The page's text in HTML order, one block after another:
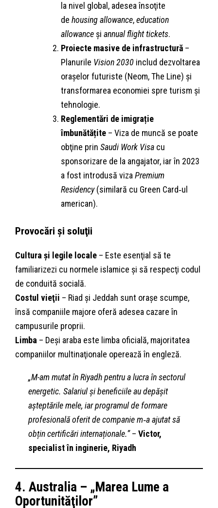
la nivel global, adesea însoţite
dehousing allowance,education
allowance șiannual flight tickets.
Proiecte masive de infrastructură –
Planurile Vision 2030 includ dezvoltarea
orașelor futuriste (Neom, The Line) şi
transformarea economiei spre turism şi
tehnologie.
Reglementări de imigrație
îmbunătățite – Viza de muncă se poate
obţine prinSaudi Work Visa cu
sponsorizare de la angajator, iar în 2023
a fost introdusă vizaPremium
Residency(similară cu Green Card‑ul
american).
Provocări și soluţii
Cultura și legile locale – Este esenţial să te
familiarizezi cu normele islamice și să respecţi codul
de conduită socială.
Costul vieţii – Riad și Jeddah sunt orașe scumpe,
însă companiile majore oferă adesea cazare în
campusurile proprii.
Limba – Deşi araba este limba oficială, majoritatea
companiilor multinaţionale operează în engleză.
„M-am mutat în Riyadh pentru a lucra în sectorul
energetic. Salariul și beneficiile au depășit
așteptările mele, iar programul de formare
profesională oferit de companie m‑a ajutat să
obțin certificări internaționale.”–Victor,
specialist în inginerie, Riyadh
4. Australia – „Marea Lume a
Oportunităţilor”